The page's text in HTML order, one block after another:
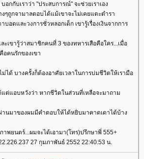
กกับเราว่า "ประสบการณ์" จะช่วยเราเอง
ๆถูกจามาลตอบได้แม้เขาจะไม่เคยแตะตำรา
าบอดและวงการชั่วหลอกเด็ก เขารู้เรื่องเงินจากการ
ละเขารู้ว่าสมาชิกคนที่ 3 ของทหารเสือคือใคร...เมื่อ
อคนรักของเขา
ม่ได้ บางครั้งก็ต้องอาศัยเวลาในการบ่มชีวิตให้เรามือ
ต่แอบหวังว่า หากชีวิตในส่วนที่เหลือจะมาถาม
นมาของผมมีคำตอบให้ได้หยิบมาคาดเดาได้บ้าง
าพยนตร์...ผมจะได้เอามา(โทร)ปรึกษาพี่ 555+
27 กุมภาพันธ์ 2552 22:40:53 น.